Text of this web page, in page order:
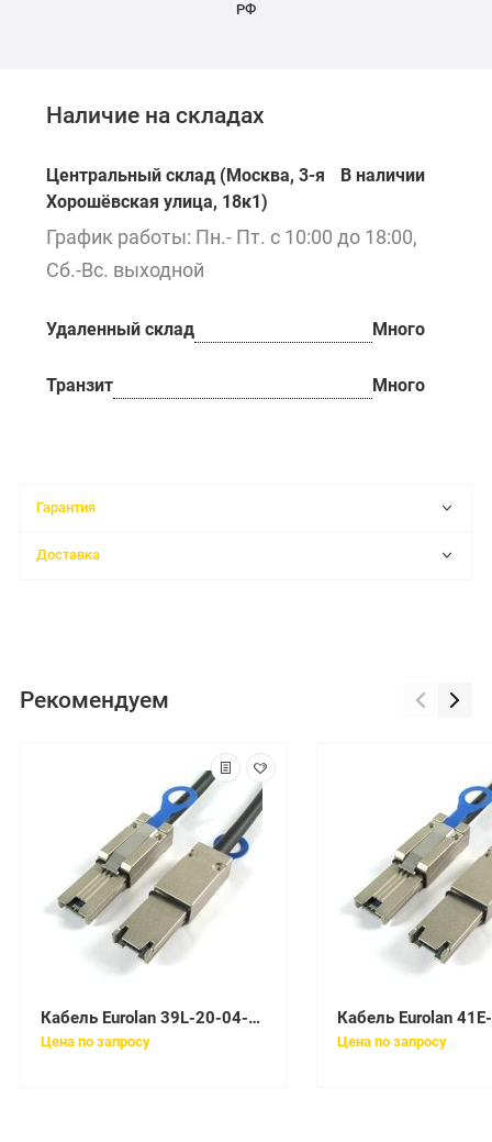
РФ
Наличие на складах
Центральный склад (Москва, 3-я
Хорошёвская улица, 18к1)
В наличии
График работы: Пн.- Пт. с 10:00 до 18:00,
Сб.-Вс. выходной
Удаленный склад Много
Транзит Много
Гарантия
Доставка
Рекомендуем
Кабель Eurolan 39L-20-04-21OR
Цена по запросу Цена по запросу